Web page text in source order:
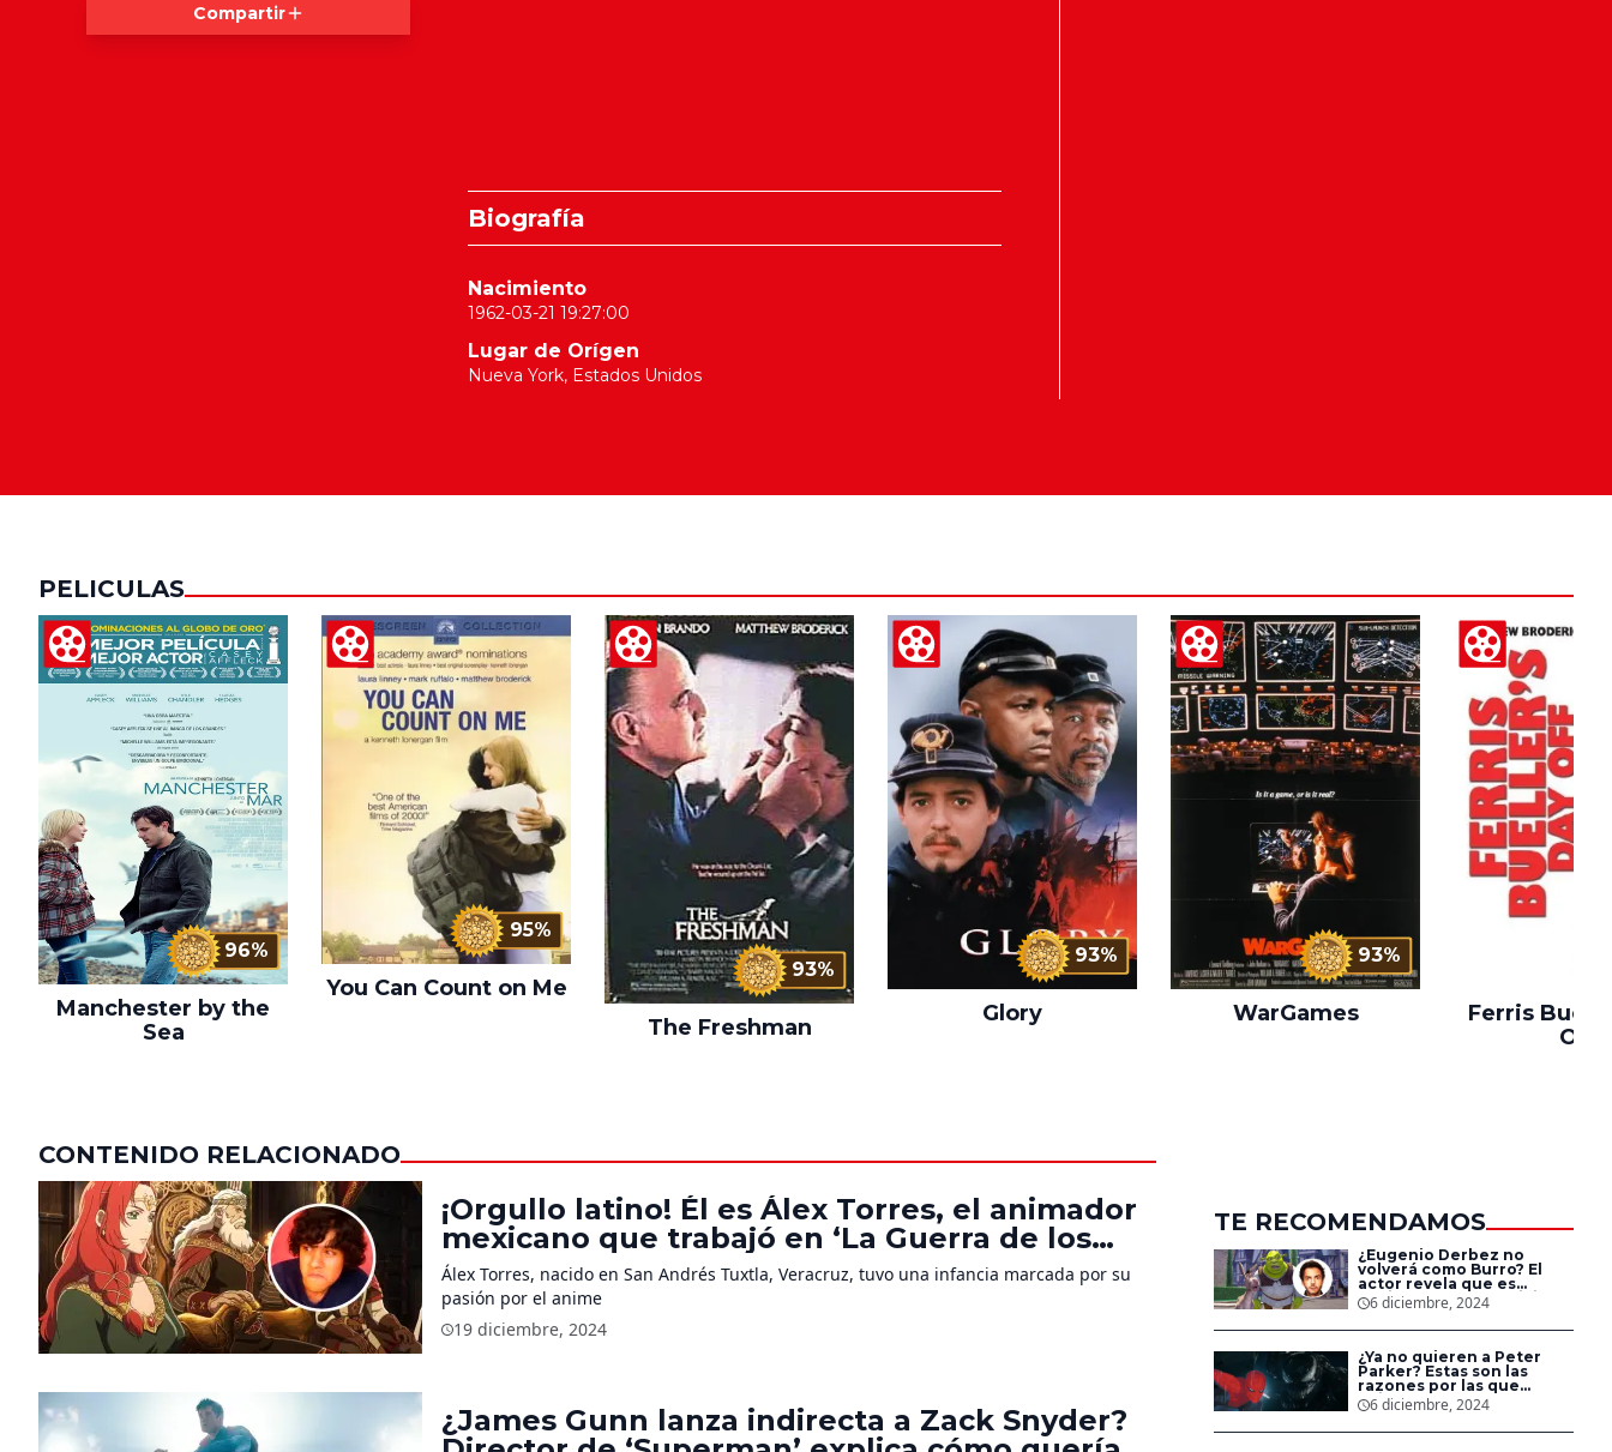
Compartir
Biografía
Nacimiento
1962-03-21 19:27:00
Lugar de Orígen
Nueva York, Estados Unidos
PELICULAS
96%
Manchester by the
Sea
95%
You Can Count on Me
93%
The Freshman
93%
Glory
93%
WarGames
Ferris
Off
CONTENIDO RELACIONADO
¡Orgullo latino! Él es Álex Torres, el animador
mexicano que trabajó en ‘La Guerra de los
Rohirrim,’ ‘Jujutsu Kaisen’ y ‘One Piece’
Álex Torres, nacido en San Andrés Tuxtla, Veracruz, tuvo una infancia marcada por su
pasión por el anime
19 diciembre, 2024
¿James Gunn lanza indirecta a Zack Snyder?
TE RECOMENDAMOS
¿Eugenio Derbez no
volverá como Burro? El
actor revela que es
posible que no participe
en ‘Shrek 5’
6 diciembre, 2024
¿Ya no quieren a Peter
Parker? Estas son las
razones por las que
Spider-Man no aparece
en las nuevas películas de
Sony
6 diciembre, 2024